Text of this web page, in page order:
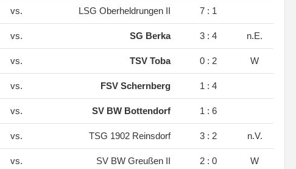
vs. LSG Oberheldrungen II 7 : 1
vs. SG Berka 3 : 4 n.E.
vs. TSV Toba 0 : 2 W
vs. FSV Schernberg 1 : 4
vs. SV BW Bottendorf 1 : 6
vs. TSG 1902 Reinsdorf 3 : 2 n.V.
vs. SV BW Greußen II 2 : 0 W